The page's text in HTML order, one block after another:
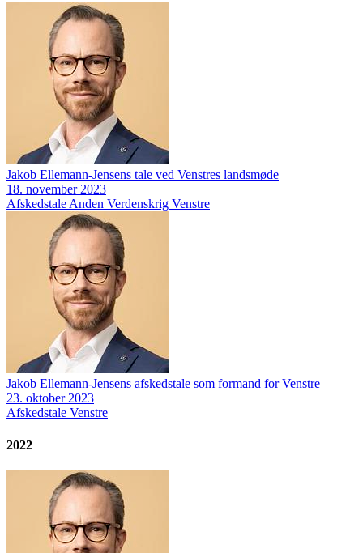
Jakob Ellemann-Jensens tale ved Venstres landsmøde
18. november 2023
AfskedstaleAnden Verdenskrig Venstre
Jakob Ellemann-Jensens afskedstale som formand for Venstre
23. oktober 2023
Afskedstale Venstre
2022